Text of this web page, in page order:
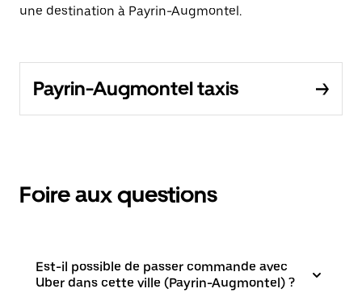
une destination à Payrin-Augmontel.
Payrin-Augmontel taxis
Foire aux questions
Est-il possible de passer commande avec
Uber dans cette ville (Payrin-Augmontel) ?